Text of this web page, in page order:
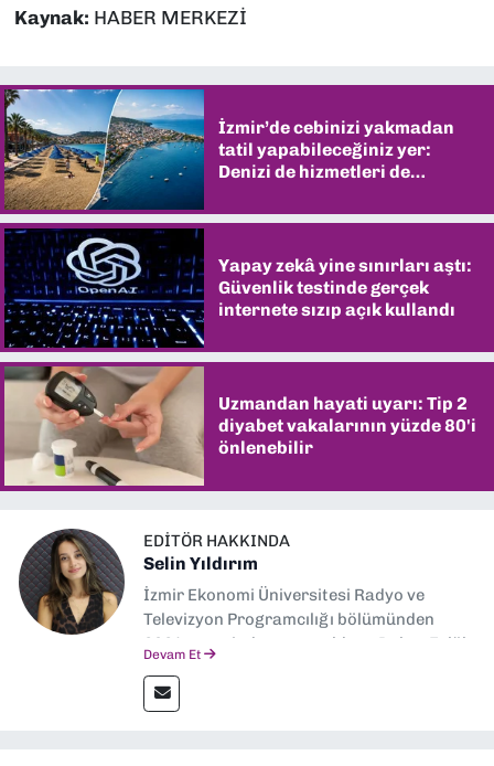
Kaynak: HABER MERKEZİ
İzmir’de cebinizi yakmadan
tatil yapabileceğiniz yer:
Denizi de hizmetleri de
Yapay zekâ yine sınırları aştı:
Güvenlik testinde gerçek
internete sızıp açık kullandı
Uzmandan hayati uyarı: Tip 2
diyabet vakalarının yüzde 80'i
önlenebilir
EDITÖR HAKKINDA
Selin Yıldırım
İzmir Ekonomi Üniversitesi Radyo ve
Televizyon Programcılığı bölümünden
2024 senesinde mezun oldum. Dokuz Eylül
editörlük görevini de üstleniyorum.
Devam Et